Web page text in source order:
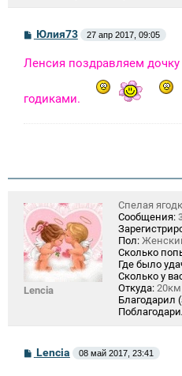
С
б
н
Юлия73 27 апр 2017, 09:05
Ленсия поздравляем
годиками.
Lencia
Спелая
Сообщения:
Пол:
Сколько
Где было
Сколько у
Откуда:
Благодарил
С
о
Lencia 08 май 2017, 23:41